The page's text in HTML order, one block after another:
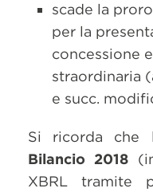
scade la
per la
concessione
straordinaria
e succ.
Si ricorda che
Bilancio 2018
XBRL tramite